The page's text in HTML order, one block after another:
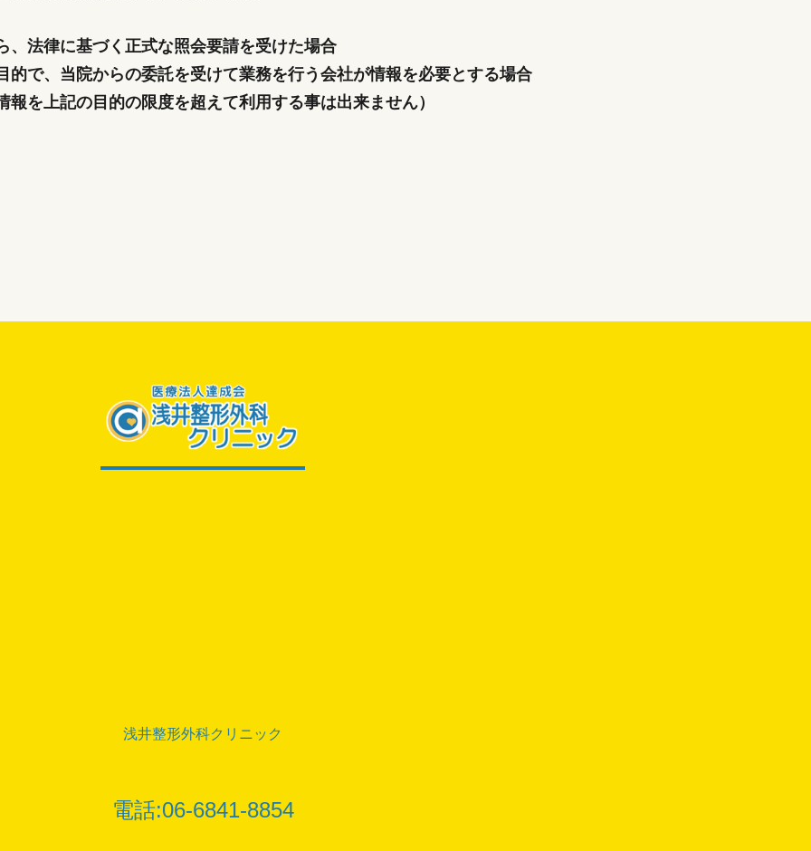
、法律に基づく正式な照会要請を受けた場合
的で、当院からの委託を受けて業務を行う会社が情報を必要とする場合
を上記の目的の限度を超えて利用する事は出来ません）
浅井整形外科クリニック
電話:06-6841-8854